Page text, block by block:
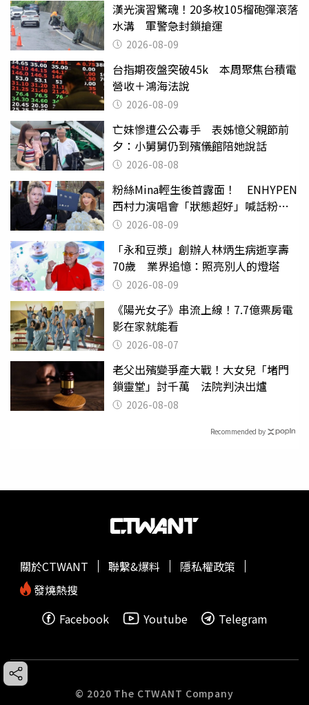
漢光演習驚魂！20多枚105榴砲彈滾落
水溝 軍警急封鎖搶運
2026-08-09
台指期夜盤突破45k 本周聚焦台積電
營收＋鴻海法說
2026-08-09
亡妹慘遭公公毒手 表姊憶父親節前
夕：小舅舅仍到殯儀館陪她說話
2026-08-08
粉絲Mina輕生後首露面！ ENHYPEN
西村力演唱會「狀態超好」喊話粉
絲：我們心意相通
2026-08-09
「永和豆漿」創辦人林炳生病逝享壽
70歲 業界追憶：照亮別人的燈塔
2026-08-09
《陽光女子》串流上線！7.7億票房電
影在家就能看
2026-08-07
老父出殯變爭產大戰！大女兒「堵門
鎖靈堂」討千萬 法院判決出爐
2026-08-08
Recommended by
關於CTWANT 聯繫&爆料
隱私權政策
發燒熱搜
Facebook
Youtube Telegram
© 2020 The CTWANT Company